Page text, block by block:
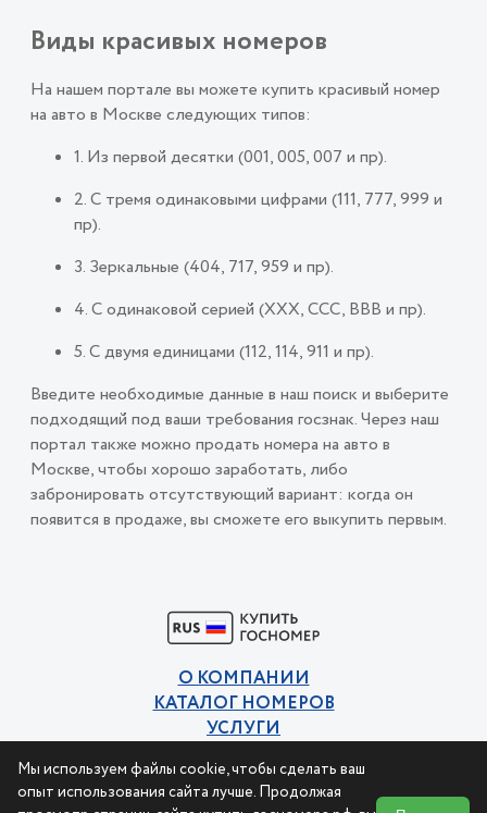
Виды красивых номеров
На нашем портале вы можете купить красивый номер
на авто в Москве следующих типов:
1. Из первой десятки (001, 005, 007 и пр).
2. С тремя одинаковыми цифрами (111, 777, 999 и
пр).
3. Зеркальные (404, 717, 959 и пр).
4. С одинаковой серией (ХХХ, ССС, ВВВ и пр).
5. С двумя единицами (112, 114, 911 и пр).
Введите необходимые данные в наш поиск и выберите
подходящий под ваши требования госзнак. Через наш
портал также можно продать номера на авто в
Москве, чтобы хорошо заработать, либо
забронировать отсутствующий вариант: когда он
появится в продаже, вы сможете его выкупить первым.
Мы используем файлы cookie, чтобы сделать ваш
опыт использования сайта лучше. Продолжая
О КОМПАНИИ
КАТАЛОГ НОМЕРОВ
УСЛУГИ
Политика конфиденциальности